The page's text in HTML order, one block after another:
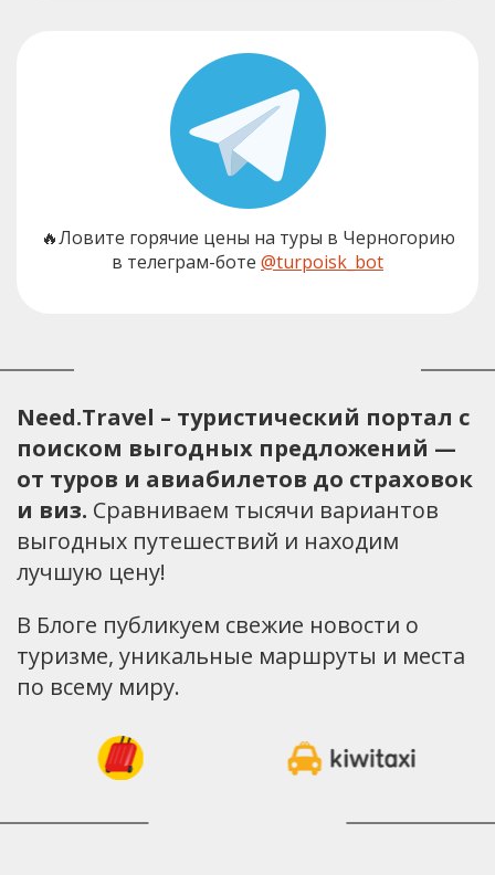
🔥Ловите горячие цены на туры в Черногорию
в телеграм-боте @turpoisk_bot
Need.Travel – туристический портал с
поиском выгодных предложений —
от туров и авиабилетов до страховок
и виз. Сравниваем тысячи вариантов
выгодных путешествий и находим
лучшую цену!
В Блоге публикуем свежие новости о
туризме, уникальные маршруты и места
по всему миру.